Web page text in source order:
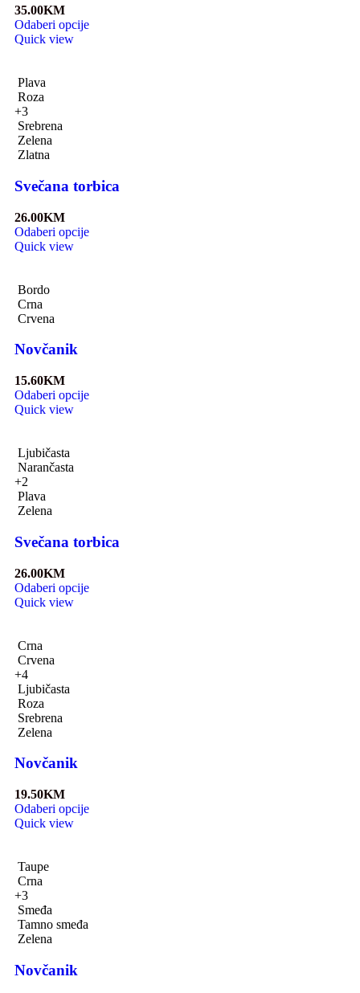
35.00KM
Odaberi opcije
Quick view
Plava
Roza
+3
Srebrena
Zelena
Zlatna
Svečana torbica
26.00KM
Odaberi opcije
Quick view
Bordo
Crna
Crvena
Novčanik
15.60KM
Odaberi opcije
Quick view
Ljubičasta
Narančasta
+2
Plava
Zelena
Svečana torbica
26.00KM
Odaberi opcije
Quick view
Crna
Crvena
+4
Ljubičasta
Roza
Srebrena
Zelena
Novčanik
19.50KM
Odaberi opcije
Quick view
Taupe
Crna
+3
Smeđa
Tamno smeđa
Zelena
Novčanik